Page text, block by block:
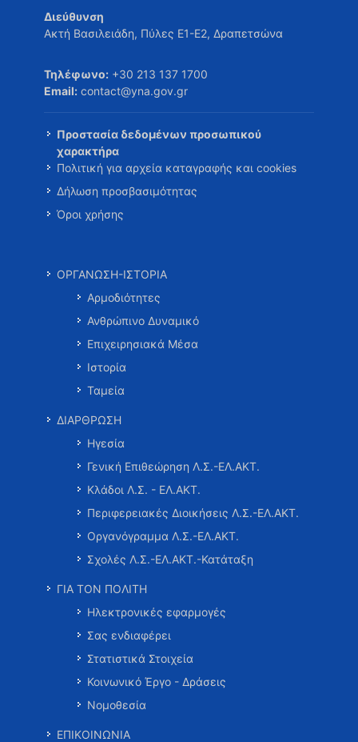
Διεύθυνση
Ακτή Βασιλειάδη, Πύλες Ε1-Ε2, Δραπετσώνα
Τηλέφωνο: +30 213 137 1700
Email: contact@yna.gov.gr
Προστασία δεδομένων προσωπικού
χαρακτήρα
Πολιτική για αρχεία καταγραφής και cookies
Δήλωση προσβασιμότητας
Όροι χρήσης
ΟΡΓΑΝΩΣΗ-ΙΣΤΟΡΙΑ
Αρμοδιότητες
Ανθρώπινο Δυναμικό
Επιχειρησιακά Μέσα
Ιστορία
Ταμεία
ΔΙΑΡΘΡΩΣΗ
Ηγεσία
Γενική Επιθεώρηση Λ.Σ.-ΕΛ.ΑΚΤ.
Κλάδοι Λ.Σ. - ΕΛ.ΑΚΤ.
Περιφερειακές Διοικήσεις Λ.Σ.-ΕΛ.ΑΚΤ.
Οργανόγραμμα Λ.Σ.-ΕΛ.ΑΚΤ.
Σχολές Λ.Σ.-ΕΛ.ΑΚΤ.-Κατάταξη
ΓΙΑ ΤΟΝ ΠΟΛΙΤΗ
Ηλεκτρονικές εφαρμογές
Σας ενδιαφέρει
Στατιστικά Στοιχεία
Κοινωνικό Έργο - Δράσεις
Νομοθεσία
ΕΠΙΚΟΙΝΩΝΙΑ